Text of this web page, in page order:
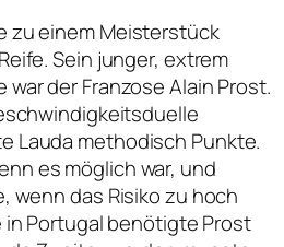
zu einem Meisterstück
Sein junger, extrem
der Franzose Alain Prost.
Lauda methodisch Punkte.
es möglich war, und
wenn das Risiko zu hoch
in Portugal benötigte Prost